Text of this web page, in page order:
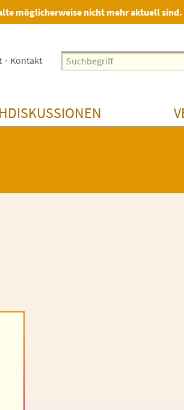
möglicherweise nicht mehr aktuell sind.
· Kontakt